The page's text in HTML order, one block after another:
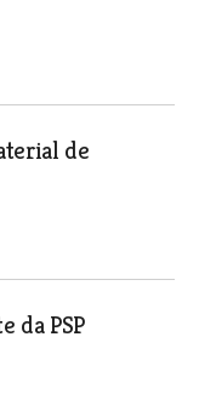
de
da PSP